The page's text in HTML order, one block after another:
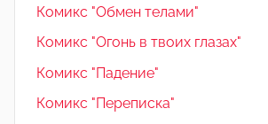
Комикс "Обмен телами"
Комикс "Огонь в твоих глазах"
Комикс "Падение"
Комикс "Переписка"